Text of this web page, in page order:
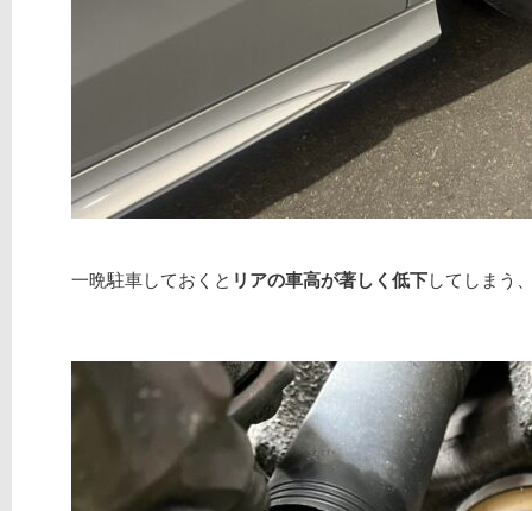
一晩駐車しておくと リアの車高が著しく低下してしまう